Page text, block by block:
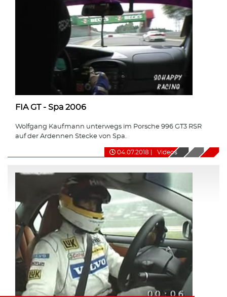
FIA GT - Spa 2006
Wolfgang Kaufmann unterwegs im Porsche 996 GT3 RSR
auf der Ardennen Stecke von Spa.
04.07.2018 Videos